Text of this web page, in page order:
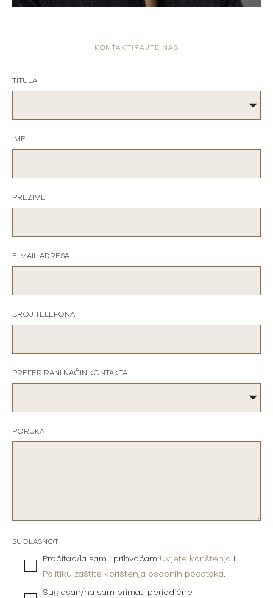
KONTAKTIRAJTE NAS
TITULA
IME
PREZIME
E-MAIL ADRESA
BROJ TELEFONA
PREFERIRANI NAČIN KONTAKTA
PORUKA
SUGLASNOT
Pročitao/la sam i prihvaćam Uvjete korištenja i
Politiku zaštite korištenja osobnih podataka.
Suglasan/na sam primati periodične